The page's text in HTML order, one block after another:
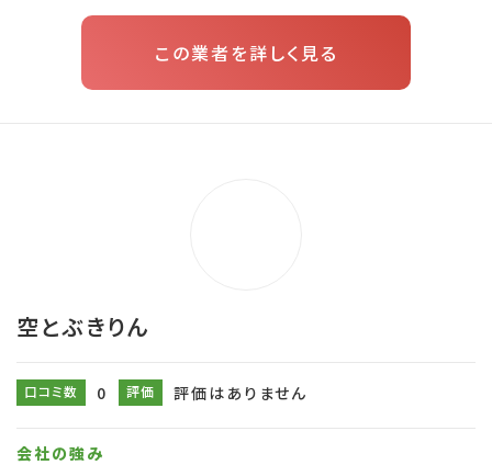
この業者を詳しく見る
空とぶきりん
口コミ数 0 評価 評価はありません
会社の強み